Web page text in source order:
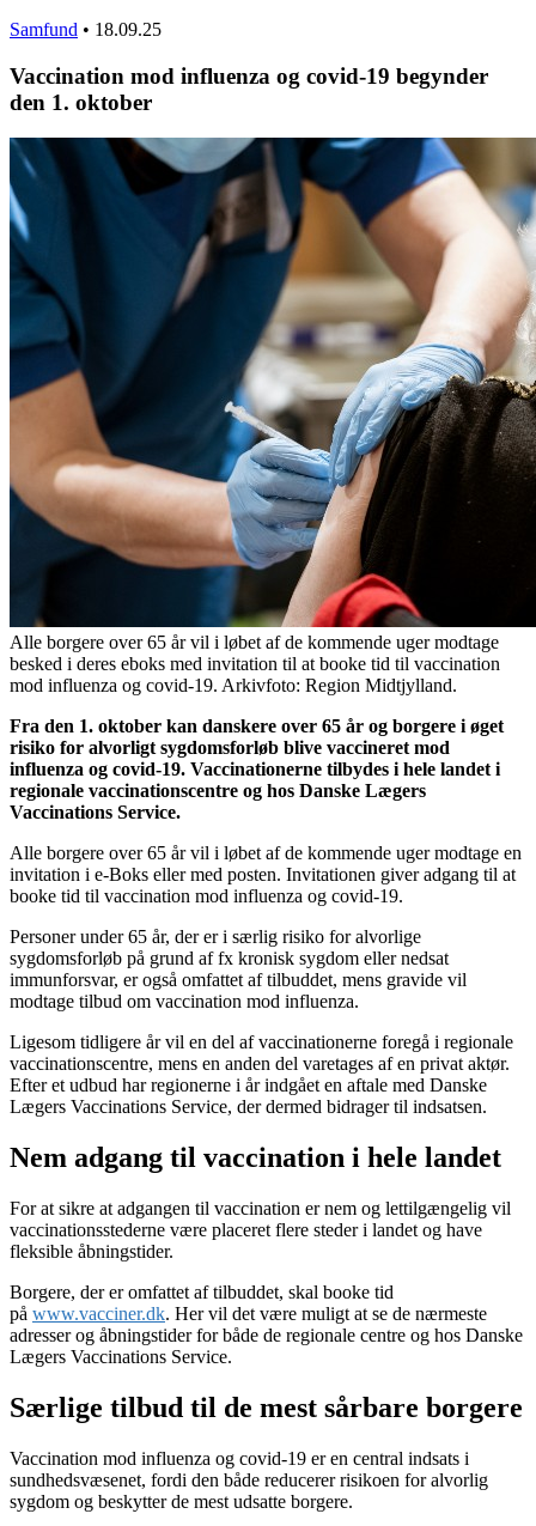
Samfund • 18.09.25
Vaccination mod influenza og covid-19 begynder
den 1. oktober
Alle borgere over 65 år vil i løbet af de kommende uger modtage
besked i deres eboks med invitation til at booke tid til vaccination
mod influenza og covid-19. Arkivfoto: Region Midtjylland.
Fra den 1. oktober kan danskere over 65 år og borgere i øget
risiko for alvorligt sygdomsforløb blive vaccineret mod
influenza og covid-19. Vaccinationerne tilbydes i hele landet i
regionale vaccinationscentre og hos Danske Lægers
Vaccinations Service.
Alle borgere over 65 år vil i løbet af de kommende uger modtage en
invitation i e-Boks eller med posten. Invitationen giver adgang til at
booke tid til vaccination mod influenza og covid-19.
Personer under 65 år, der er i særlig risiko for alvorlige
sygdomsforløb på grund af fx kronisk sygdom eller nedsat
immunforsvar, er også omfattet af tilbuddet, mens gravide vil
modtage tilbud om vaccination mod influenza.
Ligesom tidligere år vil en del af vaccinationerne foregå i regionale
vaccinationscentre, mens en anden del varetages af en privat aktør.
Efter et udbud har regionerne i år indgået en aftale med Danske
Lægers Vaccinations Service, der dermed bidrager til indsatsen.
Nem adgang til vaccination i hele landet
For at sikre at adgangen til vaccination er nem og lettilgængelig vil
vaccinationsstederne være placeret flere steder i landet og have
fleksible åbningstider.
Borgere, der er omfattet af tilbuddet, skal booke tid
på www.vacciner.dk. Her vil det være muligt at se de nærmeste
adresser og åbningstider for både de regionale centre og hos Danske
Lægers Vaccinations Service.
Særlige tilbud til de mest sårbare borgere
Vaccination mod influenza og covid-19 er en central indsats i
sundhedsvæsenet, fordi den både reducerer risikoen for alvorlig
sygdom og beskytter de mest udsatte borgere.